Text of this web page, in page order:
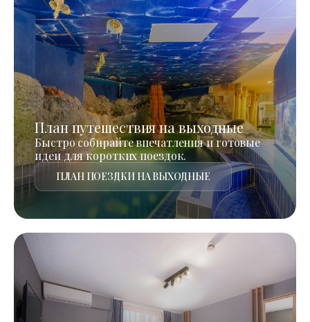
План путешествия на выходные
Быстро собирайте впечатления и готовые
идеи для коротких поездок.
ПЛАН ПОЕЗДКИ НА ВЫХОДНЫЕ